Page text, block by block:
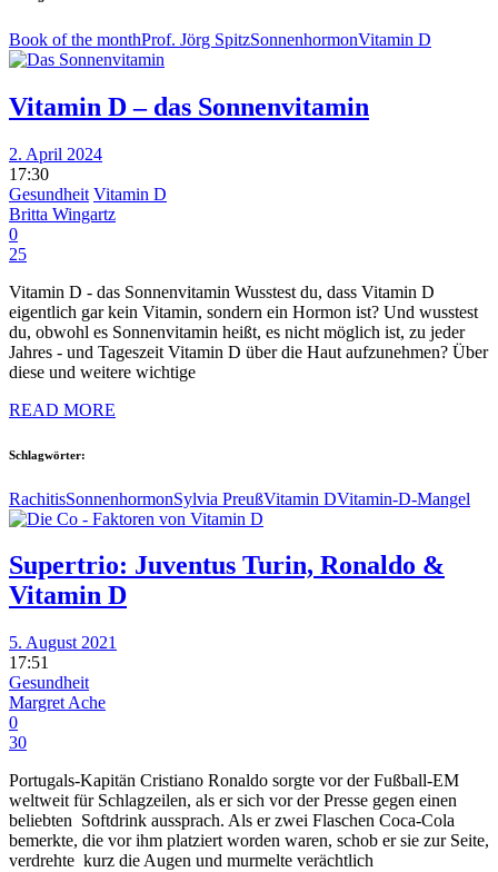
Book of the monthProf. Jörg SpitzSonnenhormonVitamin D
Vitamin D – das Sonnenvitamin
2. April 2024
17:30
Gesundheit Vitamin D
Britta Wingartz
0
25
Vitamin D - das Sonnenvitamin Wusstest du, dass Vitamin D
eigentlich gar kein Vitamin, sondern ein Hormon ist? Und wusstest
du, obwohl es Sonnenvitamin heißt, es nicht möglich ist, zu jeder
Jahres - und Tageszeit Vitamin D über die Haut aufzunehmen? Über
diese und weitere wichtige
READ MORE
Schlagwörter:
RachitisSonnenhormonSylvia PreußVitamin DVitamin-D-Mangel
Supertrio: Juventus Turin, Ronaldo &
Vitamin D
5. August 2021
17:51
Gesundheit
Margret Ache
0
30
Portugals-Kapitän Cristiano Ronaldo sorgte vor der Fußball-EM
weltweit für Schlagzeilen, als er sich vor der Presse gegen einen
beliebten Softdrink aussprach. Als er zwei Flaschen Coca-Cola
bemerkte, die vor ihm platziert worden waren, schob er sie zur Seite,
verdrehte kurz die Augen und murmelte verächtlich